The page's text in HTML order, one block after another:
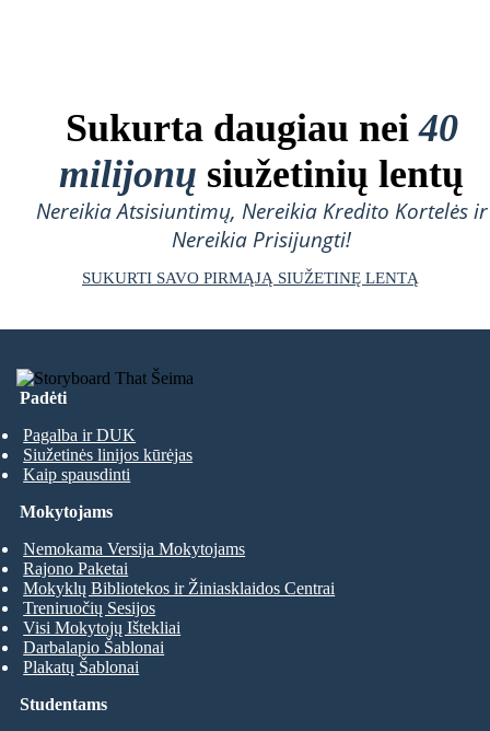
Sukurta daugiau nei40
milijonų siužetinių lentų
Nereikia Atsisiuntimų, Nereikia Kredito Kortelės ir
Nereikia Prisijungti!
SUKURTI SAVO PIRMĄJĄ SIUŽETINĘ LENTĄ
Padėti
Pagalba ir DUK
Siužetinės linijos kūrėjas
Kaip spausdinti
Studentams
Mokytojams
Nemokama Versija Mokytojams
Rajono Paketai
Mokyklų Bibliotekos ir Žiniasklaidos Centrai
Treniruočių Sesijos
Visi Mokytojų Ištekliai
Darbalapio Šablonai
Plakatų Šablonai